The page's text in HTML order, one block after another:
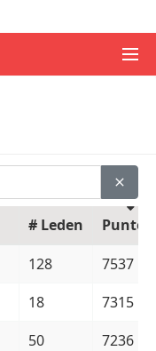
# Leden
Punten
128
7537
18
7315
50
7236